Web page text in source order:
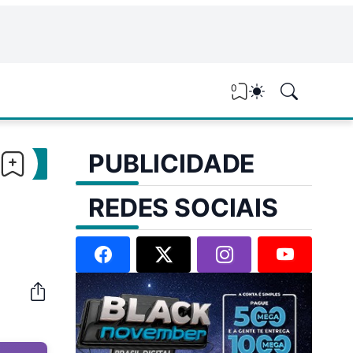
0
PUBLICIDADE
REDES SOCIAIS